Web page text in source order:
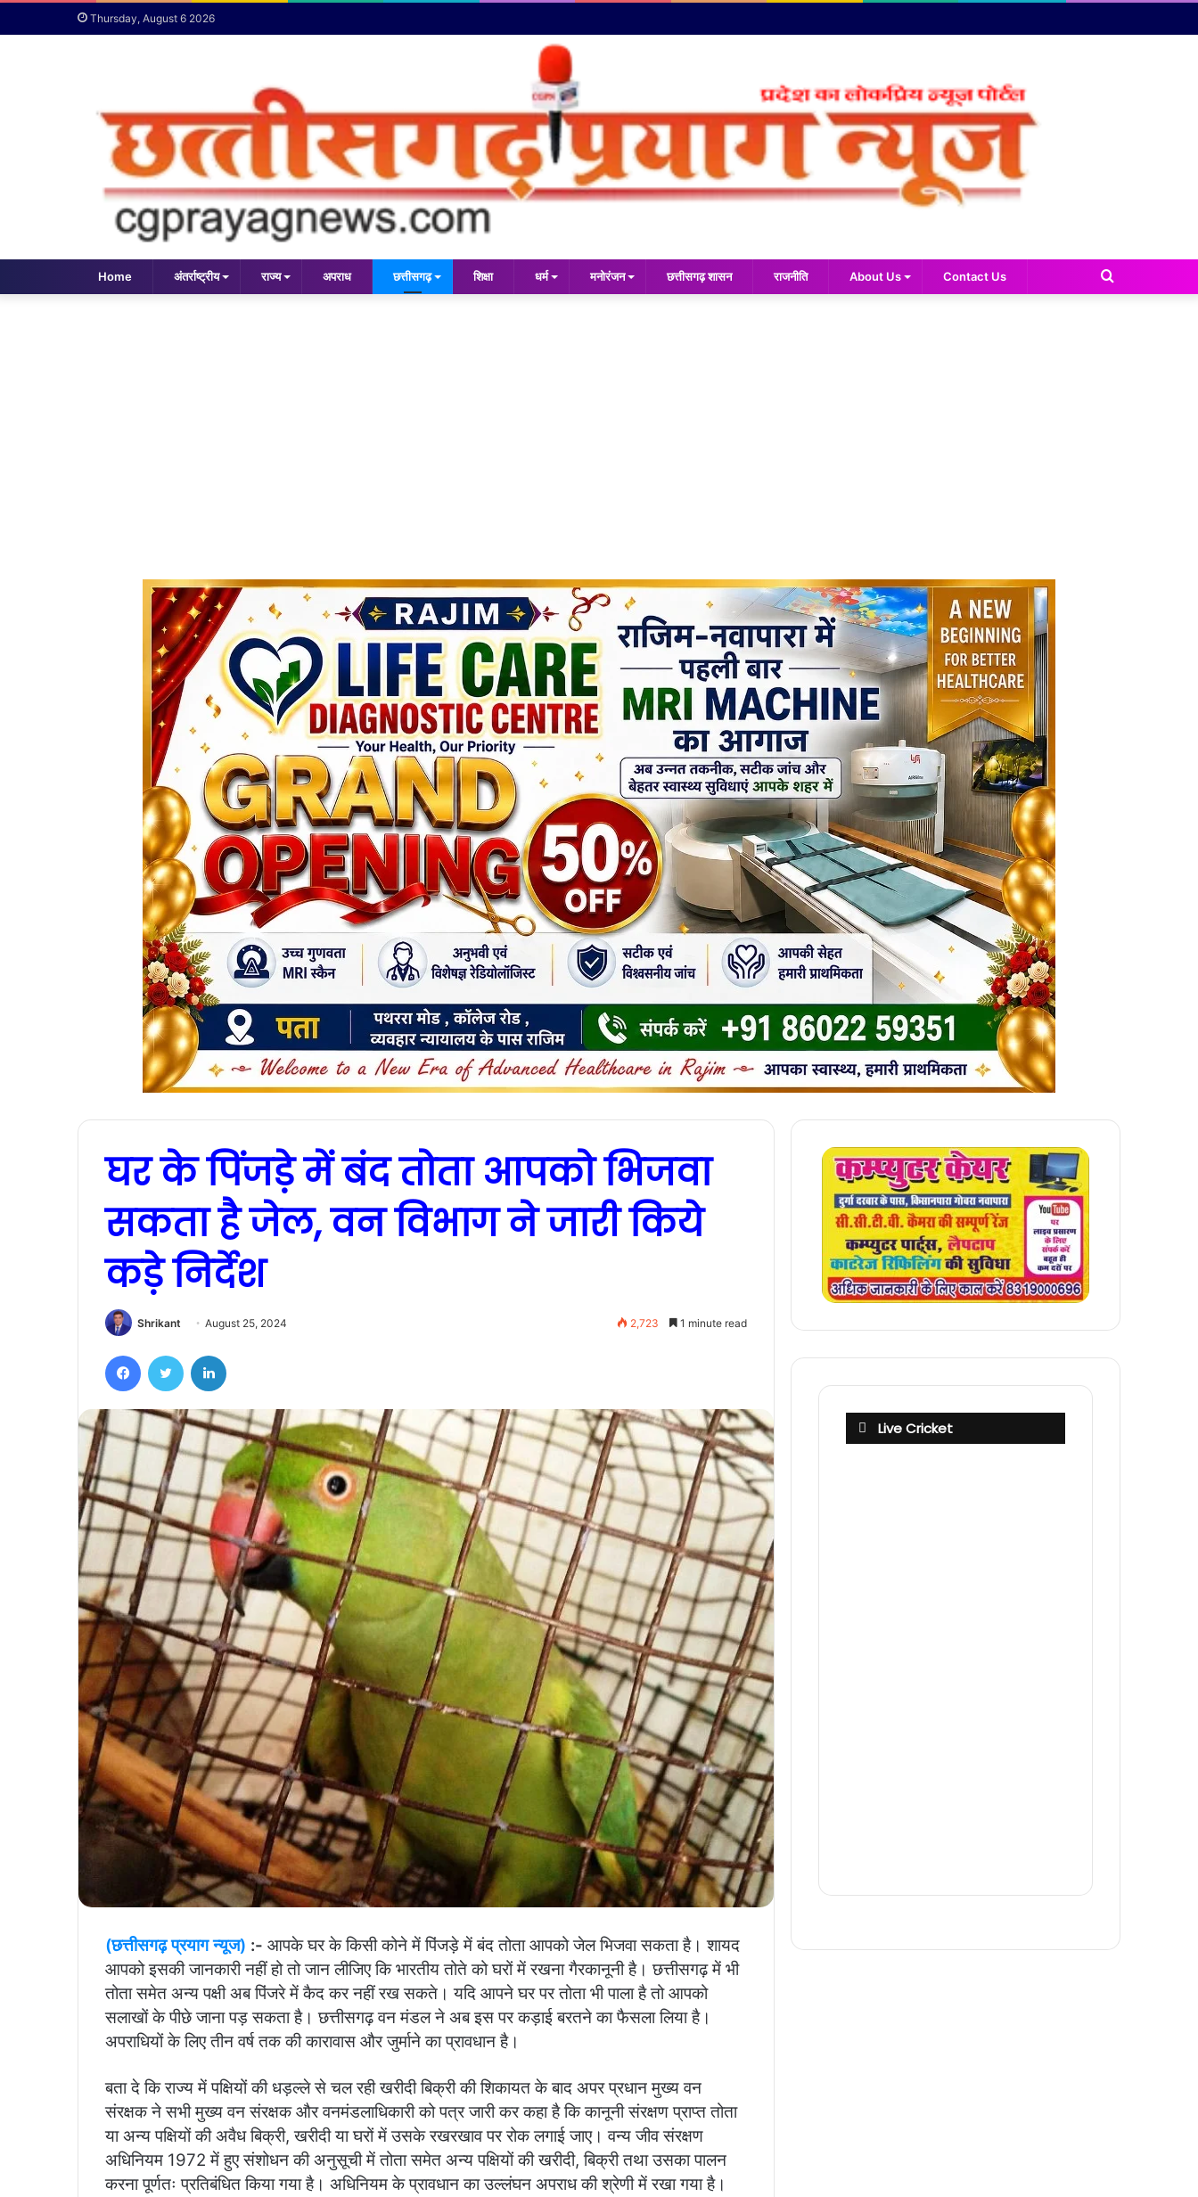
Thursday, August 6 2026
Home अंतर्राष्ट्रीय राज्य अपराध छत्तीसगढ़ शिक्षा धर्म मनोरंजन छत्तीसगढ़ शासन राजनीति About Us Contact Us
Search
घर के पिंजड़े में बंद तोता आपको भिजवा
सकता है जेल, वन विभाग ने जारी किये
कड़े निर्देश
Shrikant August 25, 2024 2,723 1 minute read
(छत्तीसगढ़ प्रयाग न्यूज) :- आपके घर के किसी कोने में पिंजड़े में बंद तोता आपको जेल भिजवा सकता है। शायद
आपको इसकी जानकारी नहीं हो तो जान लीजिए कि भारतीय तोते को घरों में रखना गैरकानूनी है। छत्तीसगढ़ में भी
तोता समेत अन्य पक्षी अब पिंजरे में कैद कर नहीं रख सकते। यदि आपने घर पर तोता भी पाला है तो आपको
सलाखों के पीछे जाना पड़ सकता है। छत्तीसगढ़ वन मंडल ने अब इस पर कड़ाई बरतने का फैसला लिया है।
अपराधियों के लिए तीन वर्ष तक की कारावास और जुर्माने का प्रावधान है।
बता दे कि राज्य में पक्षियों की धड़ल्ले से चल रही खरीदी बिक्री की शिकायत के बाद अपर प्रधान मुख्य वन
संरक्षक ने सभी मुख्य वन संरक्षक और वनमंडलाधिकारी को पत्र जारी कर कहा है कि कानूनी संरक्षण प्राप्त तोता
या अन्य पक्षियों की अवैध बिक्री, खरीदी या घरों में उसके रखरखाव पर रोक लगाई जाए। वन्य जीव संरक्षण
अधिनियम 1972 में हुए संशोधन की अनुसूची में तोता समेत अन्य पक्षियों की खरीदी, बिक्री तथा उसका पालन
करना पूर्णतः प्रतिबंधित किया गया है। अधिनियम के प्रावधान का उल्लंघन अपराध की श्रेणी में रखा गया है।
Live Cricket